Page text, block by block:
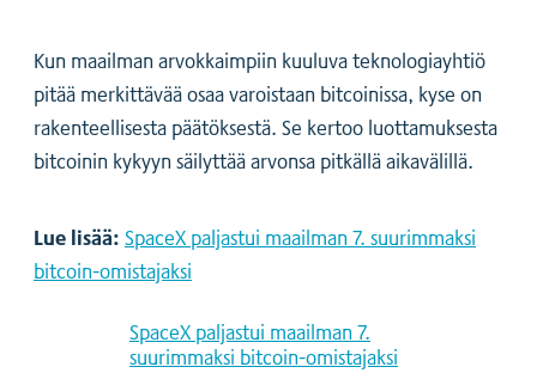
Kun maailman arvokkaimpiin kuuluva teknologiayhtiö
pitää merkittävää osaa varoistaan bitcoinissa, kyse on
rakenteellisesta päätöksestä. Se kertoo luottamuksesta
bitcoinin kykyyn säilyttää arvonsa pitkällä aikavälillä.
Lue lisää:SpaceX paljastui maailman 7. suurimmaksi
bitcoin-omistajaksi
SpaceX paljastui maailman 7.
suurimmaksi bitcoin-omistajaksi